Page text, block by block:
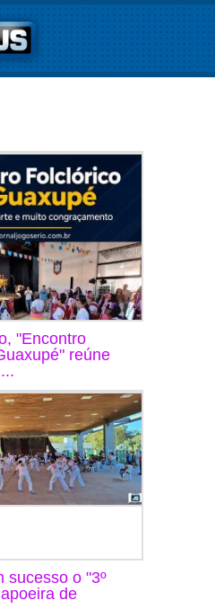
"Encontro
reúne
sucesso o "3º
de